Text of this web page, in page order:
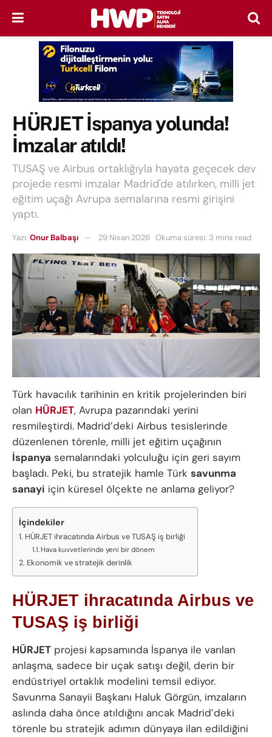
HÜRJET İspanya yolunda!
İmzalar atıldı!
TUSAŞ ve Airbus ortaklığıyla hayata geçecek dev
projede resmi imzalar Madrid'de atılırken, milli jet
eğitim uçağı Avrupa semalarına resmi girişini
yaptı.
Yazı: Onur Balbaşı 29 Nisan 2026 Okuma süresi: 3 mins read
Türk havacılık tarihinin en kritik projelerinden biri
olan HÜRJET, Avrupa pazarındaki yerini
resmileştirdi. Madrid’deki Airbus tesislerinde
düzenlenen törenle, milli jet eğitim uçağının
İspanya semalarındaki yolculuğu için geri sayım
başladı. Peki, bu stratejik hamle Türk savunma
sanayi için küresel ölçekte ne anlama geliyor?
İçindekiler
HÜRJET ihracatında Airbus ve TUSAŞ iş birliği
Hava kuvvetlerinde yeni bir dönem
Ekonomik ve stratejik derinlik
HÜRJET ihracatında Airbus ve
TUSAŞ iş birliği
HÜRJET projesi kapsamında İspanya ile varılan
anlaşma, sadece bir uçak satışı değil, derin bir
endüstriyel ortaklık modelini temsil ediyor.
Savunma Sanayii Başkanı Haluk Görgün, imzaların
aslında daha önce atıldığını ancak Madrid’deki
törenle bu stratejik adımın dünyaya ilan edildiğini